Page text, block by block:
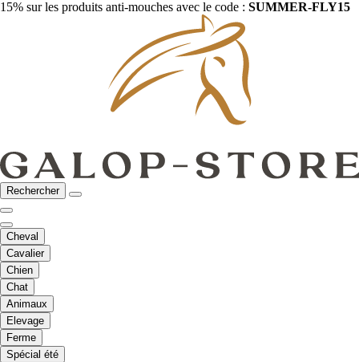
15% sur les produits anti-mouches avec le code : SUMMER-FLY15
Rechercher
Cheval
Cavalier
Chien
Chat
Animaux
Elevage
Ferme
Spécial été